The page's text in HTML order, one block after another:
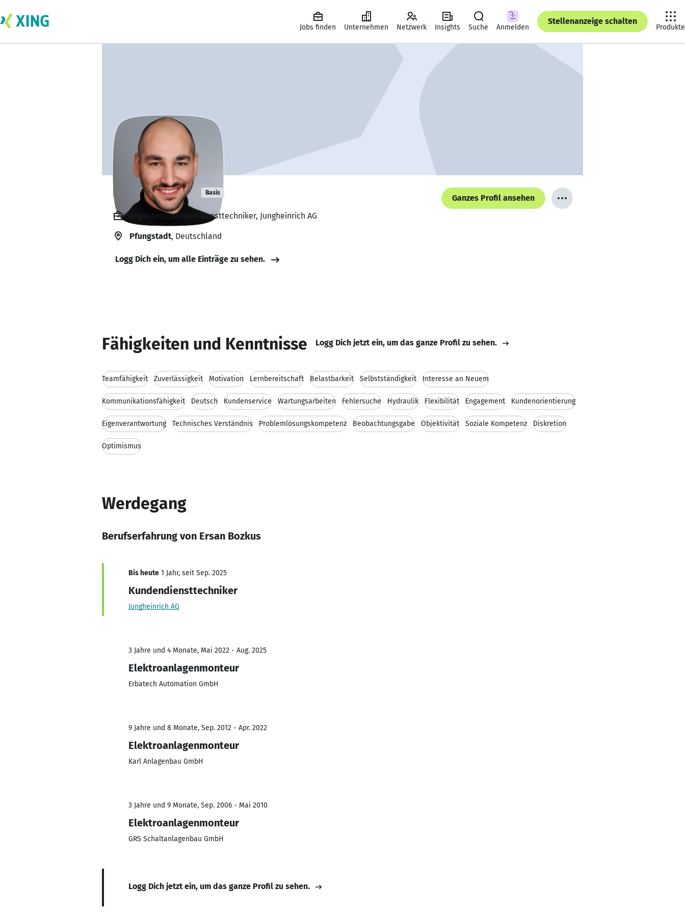
Jobs finden Unternehmen Netzwerk Insights Suche Anmelden
Stellenanzeige schalten
Produkte
Ersan Bozkus Basis
Ganzes Profil ansehen
Angestellt, Kundendiensttechniker, Jungheinrich AG
Pfungstadt, Deutschland
Logg Dich ein, um alle Einträge zu sehen.
Fähigkeiten und Kenntnisse Logg Dich jetzt ein, um das ganze Profil zu sehen.
Teamfähigkeit Zuverlässigkeit Motivation Lernbereitschaft Belastbarkeit Selbstständigkeit Interesse an Neuem
Kommunikationsfähigkeit Deutsch Kundenservice Wartungsarbeiten Fehlersuche Hydraulik Flexibilität Engagement Kundenorientierung
Eigenverantwortung Technisches Verständnis Problemlösungskompetenz Beobachtungsgabe Objektivität Soziale Kompetenz Diskretion
Optimismus
Werdegang
Berufserfahrung von Ersan Bozkus
Bis heute 1 Jahr, seit Sep. 2025
Kundendiensttechniker
Jungheinrich AG
3 Jahre und 4 Monate, Mai 2022 - Aug. 2025
Elektroanlagenmonteur
Erbatech Automation GmbH
9 Jahre und 8 Monate, Sep. 2012 - Apr. 2022
Elektroanlagenmonteur
Karl Anlagenbau GmbH
3 Jahre und 9 Monate, Sep. 2006 - Mai 2010
Elektroanlagenmonteur
GRS Schaltanlagenbau GmbH
Logg Dich jetzt ein, um das ganze Profil zu sehen.